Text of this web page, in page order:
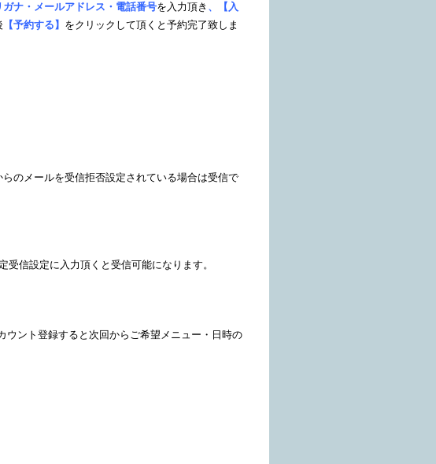
ナ・メールアドレス・電話番号を入力頂き 、【入
【予約する】 をクリックして頂くと予約完了致しま
のメールを受信拒否設定されている場合は受信で
信設定に入力頂くと受信可能になります。
ント登録すると次回からご希望メニュー・日時の